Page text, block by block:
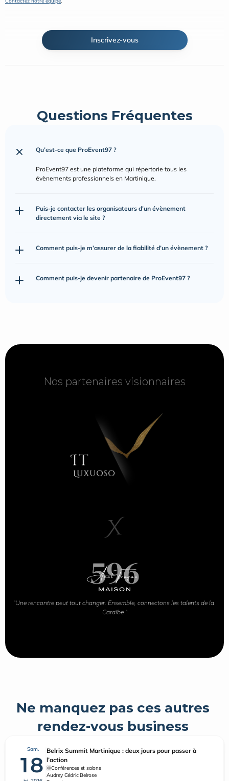
Inscrivez-vous
Questions Fréquentes
Qu’est-ce que ProEvent97 ?
ProEvent97 est une plateforme qui répertorie tous les
évènements professionnels en Martinique.
Puis-je contacter les organisateurs d'un évènement
directement via le site ?
Comment puis-je m’assurer de la fiabilité d’un évènement ?
Comment puis-je devenir partenaire de ProEvent97 ?
Nos partenaires visionnaires
Nos partenaires visionnaires
X
"Une rencontre peut tout changer. Ensemble, connectons les talents de la
Caraïbe."
Ne manquez pas ces autres
rendez-vous business
Sam.
18
Belrix Summit Martinique : deux jours pour passer à
l’action
Conférences et salons
Audrey Cédric Belrose